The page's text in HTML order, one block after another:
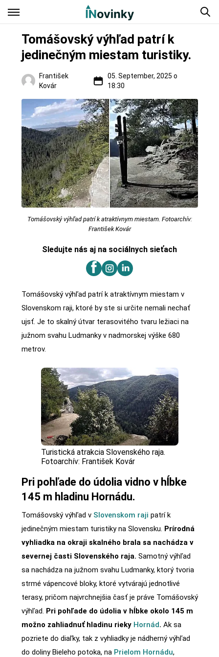
Tomášovský výhľad patrí k
jedinečným miestam turistiky.
František
Kovár
05. September, 2025 o
18:30
Regióny
Tomášovský výhľad patrí k atraktívnym miestam. Fotoarchív:
František Kovár
Sledujte nás aj na sociálnych sieťach
Tomášovský výhľad patrí k atraktívnym miestam v
Slovenskom raji, ktoré by ste si určite nemali nechať
ujsť. Je to skalný útvar terasovitého tvaru ležiaci na
južnom svahu Ludmanky v nadmorskej výške 680
metrov.
Turistická atrakcia Slovenského raja.
Fotoarchív: František Kovár
Pri pohľade do údolia vidno v hĺbke
145 m hladinu Hornádu.
Tomášovský výhľad v Slovenskom raji patrí k
jedinečným miestam turistiky na Slovensku. Prírodná
vyhliadka na okraji skalného brala sa nachádza v
severnej časti Slovenského raja. Samotný výhľad
sa nachádza na južnom svahu Ludmanky, ktorý tvoria
strmé vápencové bloky, ktoré vytvárajú jednotlivé
terasy, pričom najvrchnejšia časť je práve Tomášovský
výhľad. Pri pohľade do údolia v hĺbke okolo 145 m
možno zahliadnuť hladinu rieky Hornád. Ak sa
pozriete do diaľky, tak z vyhliadky je nádherný výhľad
do doliny Bieleho potoka, na Prielom Hornádu,